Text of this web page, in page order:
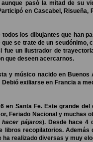
pasó la mitad de su
en Cascabel, Risueña,
los dibujantes que han
se trate de un seudónimo,
un ilustrador de
que deseen acercarnos.
y músico nacido en Buenos
exiliarse en Francia a
en Santa Fe. Este grande
Feriado Nacional y muchas
pájaros). Desde hace 4
recopilatorios.
realizado diversas y muy